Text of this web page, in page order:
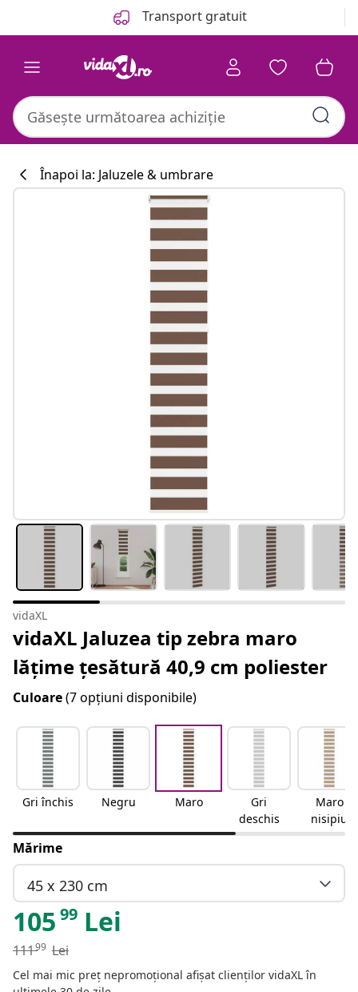
Transport gratuit
Înapoi la: Jaluzele & umbrare
vidaXL
vidaXL Jaluzea tip zebra maro
lățime țesătură 40,9 cm poliester
Culoare(7 opțiuni disponibile)
Gri închis Negru Maro
Gri
deschis
Maro
nisipiu
Mărime
45 x 230 cm
105 99 Lei
11199 Lei
Cel mai mic preț nepromoțional afișat clienților vidaXL în